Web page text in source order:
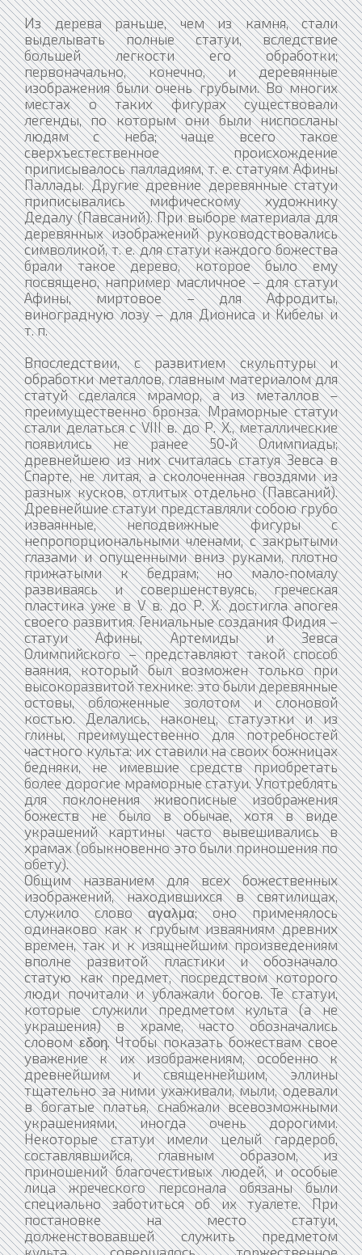
Из дерева раньше, чем из камня, стали
выделывать полные статуи, вследствие
большей легкости его обработки;
первоначально, конечно, и деревянные
изображения были очень грубыми. Во многих
местах о таких фигурах существовали
легенды, по которым они были ниспосланы
людям с неба; чаще всего такое
сверхъестественное происхождение
приписывалось палладиям, т. е. статуям Афины
Паллады. Другие древние деревянные статуи
приписывались мифическому художнику
Дедалу (Павсаний). При выборе материала для
деревянных изображений руководствовались
символикой, т. е. для статуи каждого божества
брали такое дерево, которое было ему
посвящено, например масличное – для статуи
Афины, миртовое – для Афродиты,
виноградную лозу – для Диониса и Кибелы и
т. п.
Впоследствии, с развитием скульптуры и
обработки металлов, главным материалом для
статуй сделался мрамор, а из металлов –
преимущественно бронза. Мраморные статуи
стали делаться с VIII в. до Р. X., металлические
появились не ранее 50‑й Олимпиады;
древнейшею из них считалась статуя Зевса в
Спарте, не литая, а сколоченная гвоздями из
разных кусков, отлитых отдельно (Павсаний).
Древнейшие статуи представляли собою грубо
изваянные, неподвижные фигуры с
непропорциональными членами, с закрытыми
глазами и опущенными вниз руками, плотно
прижатыми к бедрам; но мало‑помалу
развиваясь и совершенствуясь, греческая
пластика уже в V в. до Р. X. достигла апогея
своего развития. Гениальные создания Фидия –
статуи Афины, Артемиды и Зевса
Олимпийского – представляют такой способ
ваяния, который был возможен только при
высокоразвитой технике: это были деревянные
остовы, обложенные золотом и слоновой
костью. Делались, наконец, статуэтки и из
глины, преимущественно для потребностей
частного культа: их ставили на своих божницах
бедняки, не имевшие средств приобретать
более дорогие мраморные статуи. Употреблять
для поклонения живописные изображения
божеств не было в обычае, хотя в виде
украшений картины часто вывешивались в
храмах (обыкновенно это были приношения по
обету).
Общим названием для всех божественных
изображений, находившихся в святилищах,
служило слово αγαλμα; оно применялось
одинаково как к грубым изваяниям древних
времен, так и к изящнейшим произведениям
вполне развитой пластики и обозначало
статую как предмет, посредством которого
люди почитали и ублажали богов. Те статуи,
которые служили предметом культа (а не
украшения) в храме, часто обозначались
словом εδοη. Чтобы показать божествам свое
уважение к их изображениям, особенно к
древнейшим и священнейшим, эллины
тщательно за ними ухаживали, мыли, одевали
в богатые платья, снабжали всевозможными
украшениями, иногда очень дорогими.
Некоторые статуи имели целый гардероб,
составлявшийся, главным образом, из
приношений благочестивых людей, и особые
лица жреческого персонала обязаны были
специально заботиться об их туалете. При
постановке на место статуи,
долженствовавшей служить предметом